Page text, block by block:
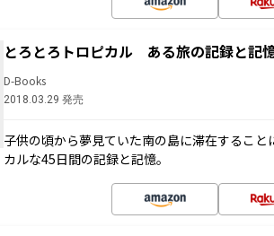
とろとろトロピカル ある旅の記録と記
D-Books
2018.03.29 発売
子供の頃から夢見ていた南の島に滞在するこ
カルな45日間の記録と記憶。